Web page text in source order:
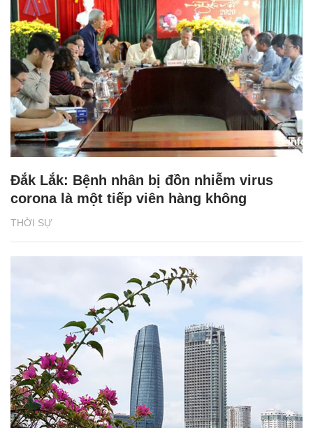
THỜI SỰ
Đắk Lắk: Bệnh nhân bị đồn nhiễm virus
corona là một tiếp viên hàng không